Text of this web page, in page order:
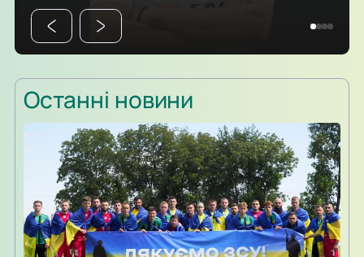
SportArena. У грі проти своєї колишньої команди
Владислав відзначився одразу двома результативними
Останні новини